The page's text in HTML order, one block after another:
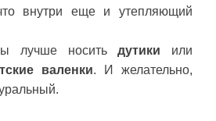
внутри еще и утепляющий
лучше носитьдутики или
валенки. И желательно,